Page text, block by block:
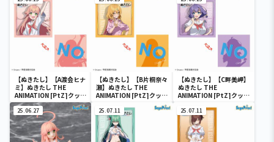
【ぬきたし】【A渡会ヒナ
ミ】ぬきたし THE
ANIMATION [PtZ]クッシ
ョン
【ぬきたし】【B片桐奈々
瀬】ぬきたし THE
ANIMATION [PtZ]クッシ
【ぬきたし】【C畔美岬】
ぬきたし THE
ANIMATION [PtZ]クッシ
25.06.27 25.07.11 25.07.11